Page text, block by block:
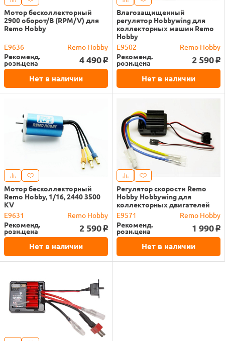
Мотор бесколлекторный
2900 оборот/В (RPM/V) для
Remo Hobby
E9636
Remo Hobby
Рекоменд.
розн.цена 4 490 o
Нет в наличии
Влагозащищенный
регулятор Hobbywing для
коллекторных машин Remo
Hobby
E9502
Remo Hobby
Рекоменд.
розн.цена 2 590 o
Нет в наличии
Мотор бесколлекторный
Remo Hobby, 1/16, 2440 3500
KV
E9631
Remo Hobby
Рекоменд.
розн.цена 2 590 o
Нет в наличии
Регулятор скорости Remo
Hobby Hobbywing для
коллекторных двигателей
E9571
Remo Hobby
Рекоменд.
розн.цена 1 990 o
Нет в наличии